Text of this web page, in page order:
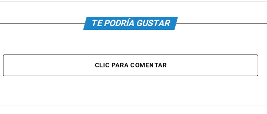
TE PODRÍA GUSTAR
CLIC PARA COMENTAR